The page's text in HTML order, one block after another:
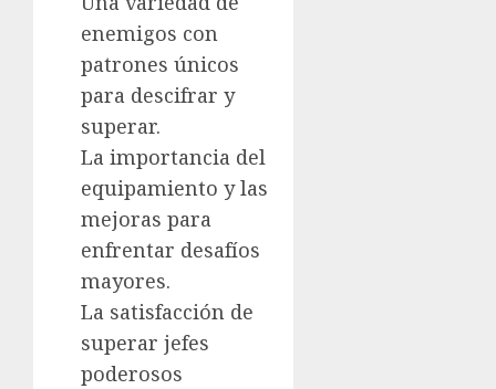
enemigos con
patrones únicos
para descifrar y
superar.
La importancia del
equipamiento y las
mejoras para
enfrentar desafíos
mayores.
La satisfacción de
superar jefes
poderosos